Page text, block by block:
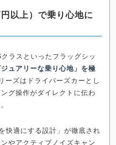
以上）で乗り心地に
ラスといったフラッグシッ
ジュアリーな乗り心地」を極
ーズはドライバーズカーとし
グ操作がダイレクトに伝わ
快適にする設計」が徹底され
やアクティブノイズキャン